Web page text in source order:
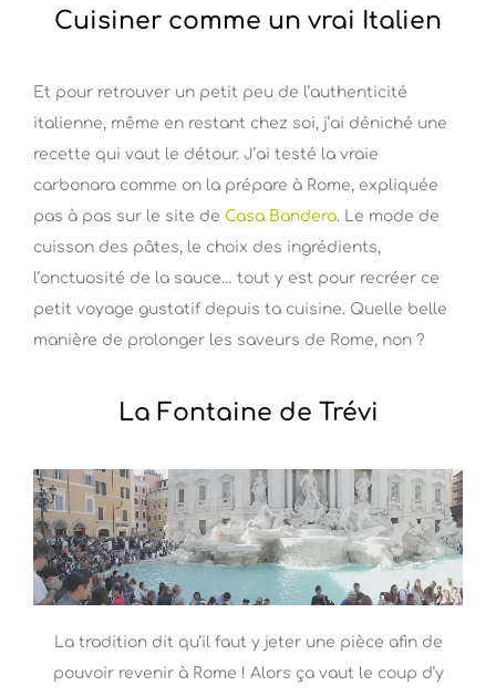
Cuisiner comme un vrai Italien
Et pour retrouver un petit peu de l’authenticité
italienne, même en restant chez soi, j’ai déniché une
recette qui vaut le détour. J’ai testé la vraie
carbonara comme on la prépare à Rome, expliquée
pas à pas sur le site de Casa Bandera. Le mode de
cuisson des pâtes, le choix des ingrédients,
l’onctuosité de la sauce… tout y est pour recréer ce
petit voyage gustatif depuis ta cuisine. Quelle belle
manière de prolonger les saveurs de Rome, non ?
La Fontaine de Trévi
La tradition dit qu’il faut y jeter une pièce afin de
pouvoir revenir à Rome ! Alors ça vaut le coup d’y